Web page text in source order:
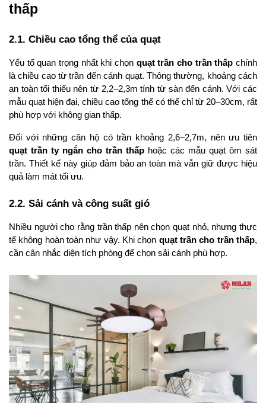
thấp
2.1. Chiều cao tổng thể của quạt
Yếu tố quan trọng nhất khi chọn quạt trần cho trần thấp chính
là chiều cao từ trần đến cánh quạt. Thông thường, khoảng cách
an toàn tối thiểu nên từ 2,2–2,3m tính từ sàn đến cánh. Với các
mẫu quạt hiện đại, chiều cao tổng thể có thể chỉ từ 20–30cm, rất
phù hợp với không gian thấp.
quạt trần ty ngắn cho trần thấp hoặc các mẫu quạt ôm sát
trần. Thiết kế này giúp đảm bảo an toàn mà vẫn giữ được hiệu
quả làm mát tối ưu.
2.2. Sải cánh và công suất gió
Nhiều người cho rằng trần thấp nên chọn quạt nhỏ, nhưng thực
tế không hoàn toàn như vậy. Khi chọn quạt trần cho trần thấp,
cần cân nhắc diện tích phòng để chọn sải cánh phù hợp.